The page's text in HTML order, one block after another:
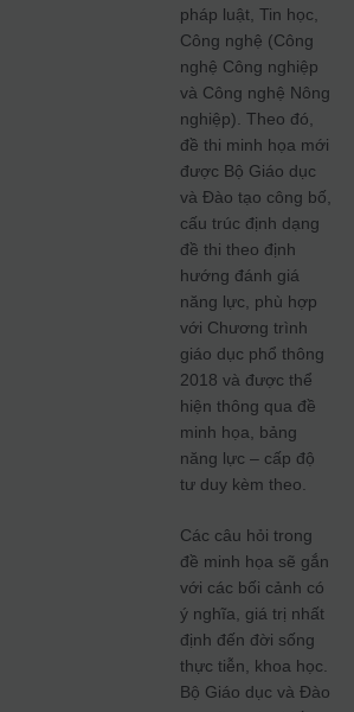
pháp luật, Tin học,
Công nghệ (Công
nghệ Công nghiệp
và Công nghệ Nông
nghiệp). Theo đó,
đề thi minh họa mới
được Bộ Giáo dục
và Đào tạo công bố,
cấu trúc định dạng
đề thi theo định
hướng đánh giá
năng lực, phù hợp
với Chương trình
giáo dục phổ thông
2018 và được thể
hiện thông qua đề
minh họa, bảng
năng lực – cấp độ
tư duy kèm theo.
Các câu hỏi trong
đề minh họa sẽ gắn
với các bối cảnh có
ý nghĩa, giá trị nhất
định đến đời sống
thực tiễn, khoa học.
Bộ Giáo dục và Đào